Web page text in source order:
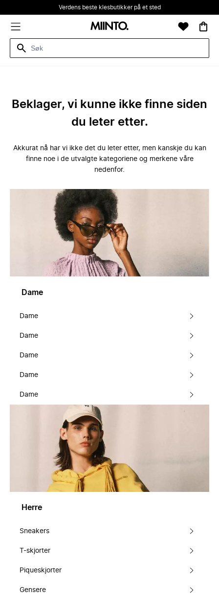
Verdens beste klesbutikker på et sted
Beklager, vi kunne ikke finne siden
du leter etter.
Akkurat nå har vi ikke det du leter etter, men kanskje du kan
finne noe i de utvalgte kategoriene og merkene våre
nedenfor.
Dame
Dame
Dame
Dame
Dame
Dame
Herre
Sneakers
T-skjorter
Piqueskjorter
Gensere